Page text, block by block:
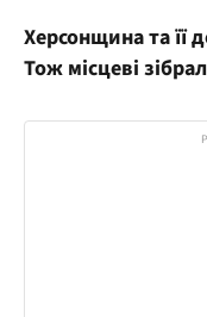
Херсонщина та її
Тож місцеві